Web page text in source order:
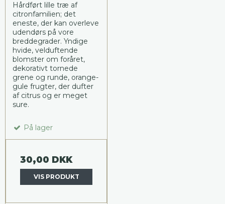
Hårdført lille træ af
citronfamilien; det
eneste, der kan overleve
udendørs på vore
breddegrader. Yndige
hvide, velduftende
blomster om foråret,
dekorativt tornede
grene og runde, orange-
gule frugter, der dufter
af citrus og er meget
sure.
På lager
30,00 DKK
VIS PRODUKT